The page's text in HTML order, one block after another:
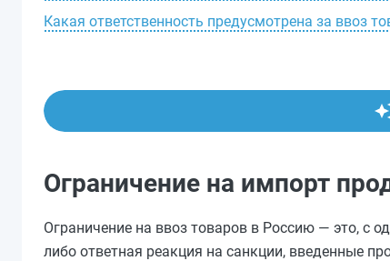
Какая ответственность предусмотрена за ввоз
Ограничение на импорт
Ограничение на ввоз товаров в Россию — это, с
либо ответная реакция на санкции, введенные